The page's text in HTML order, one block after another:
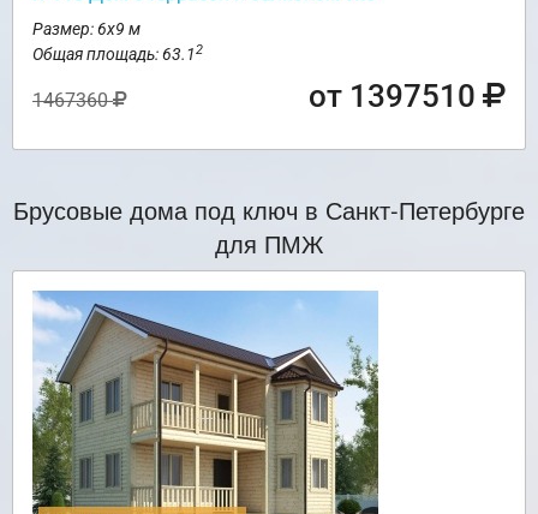
Размер: 6х9 м
Общая площадь: 63.12
1467360 от 1397510
Брусовые дома под ключ в Санкт-Петербурге
для ПМЖ